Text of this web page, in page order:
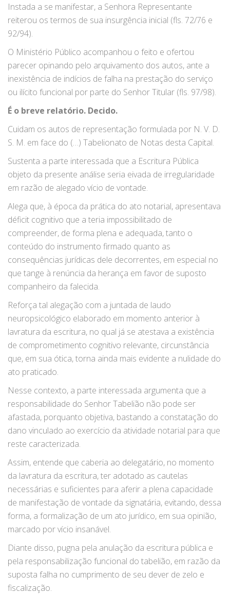
Instada a se manifestar, a Senhora Representante
reiterou os termos de sua insurgência inicial (fls. 72/76 e
92/94).
O Ministério Público acompanhou o feito e ofertou
parecer opinando pelo arquivamento dos autos, ante a
inexistência de indícios de falha na prestação do serviço
ou ilícito funcional por parte do Senhor Titular (fls. 97/98).
É o breve relatório. Decido.
Cuidam os autos de representação formulada por N. V. D.
S. M. em face do (…) Tabelionato de Notas desta Capital.
Sustenta a parte interessada que a Escritura Pública
objeto da presente análise seria eivada de irregularidade
em razão de alegado vício de vontade.
Alega que, à época da prática do ato notarial, apresentava
déficit cognitivo que a teria impossibilitado de
compreender, de forma plena e adequada, tanto o
conteúdo do instrumento firmado quanto as
consequências jurídicas dele decorrentes, em especial no
que tange à renúncia da herança em favor de suposto
companheiro da falecida.
Reforça tal alegação com a juntada de laudo
neuropsicológico elaborado em momento anterior à
lavratura da escritura, no qual já se atestava a existência
de comprometimento cognitivo relevante, circunstância
que, em sua ótica, torna ainda mais evidente a nulidade do
ato praticado.
Nesse contexto, a parte interessada argumenta que a
responsabilidade do Senhor Tabelião não pode ser
afastada, porquanto objetiva, bastando a constatação do
dano vinculado ao exercício da atividade notarial para que
reste caracterizada.
Assim, entende que caberia ao delegatário, no momento
da lavratura da escritura, ter adotado as cautelas
necessárias e suficientes para aferir a plena capacidade
de manifestação de vontade da signatária, evitando, dessa
forma, a formalização de um ato jurídico, em sua opinião,
marcado por vício insanável.
Diante disso, pugna pela anulação da escritura pública e
pela responsabilização funcional do tabelião, em razão da
suposta falha no cumprimento de seu dever de zelo e
fiscalização.